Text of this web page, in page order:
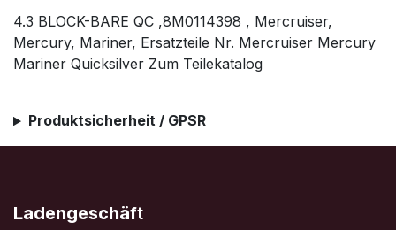
4.3 BLOCK-BARE QC ,8M0114398 , Mercruiser,
Mercury, Mariner, Ersatzteile Nr. Mercruiser Mercury
Mariner Quicksilver Zum Teilekatalog
Produktsicherheit / GPSR
Ladengeschäft